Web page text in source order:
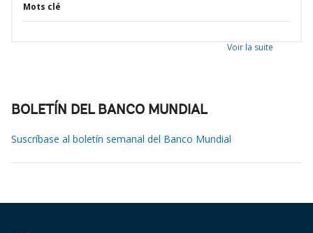
Mots clé
Voir la suite
BOLETÍN DEL BANCO MUNDIAL
Suscríbase al boletín semanal del Banco Mundial